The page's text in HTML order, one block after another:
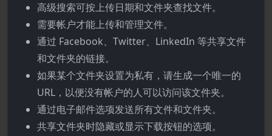
高级搜索可按上传日期和文件夹查找文件。
需要帐户才能上传和管理文件。
通过 Facebook、Twitter、LinkedIn 等共享文件
和文件夹的链接。
如果某个文件夹设置为私有，请生成一个唯一的
URL，以便没有帐户的人可以访问该文件夹。
通过电子邮件选项发送所有文件和文件夹。
共享文件夹时隐藏或显示下载按钮的选项。